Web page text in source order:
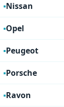
Nissan
Opel
Peugeot
Porsche
Ravon